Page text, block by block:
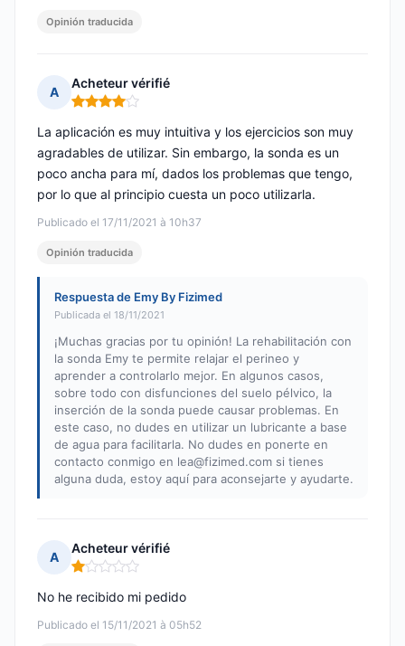
Opinión traducida
A
Acheteur vérifié
Nota: 4 de 5
Publicado el 17/11/2021 à 10h37
La aplicación es muy intuitiva y los ejercicios son muy
agradables de utilizar. Sin embargo, la sonda es un
poco ancha para mí, dados los problemas que tengo,
por lo que al principio cuesta un poco utilizarla.
Opinión traducida
Respuesta de Emy By Fizimed
Publicada el 18/11/2021
¡Muchas gracias por tu opinión! La rehabilitación con
la sonda Emy te permite relajar el perineo y
aprender a controlarlo mejor. En algunos casos,
sobre todo con disfunciones del suelo pélvico, la
inserción de la sonda puede causar problemas. En
este caso, no dudes en utilizar un lubricante a base
de agua para facilitarla. No dudes en ponerte en
contacto conmigo en lea@fizimed.com si tienes
alguna duda, estoy aquí para aconsejarte y ayudarte.
A
Acheteur vérifié
Nota: 1 de 5
Publicado el 15/11/2021 à 05h52
No he recibido mi pedido